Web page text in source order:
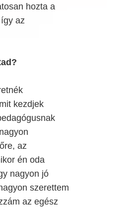
hozta a
az
kezdjek
az
én oda
nagyon jó
szerettem
az egész